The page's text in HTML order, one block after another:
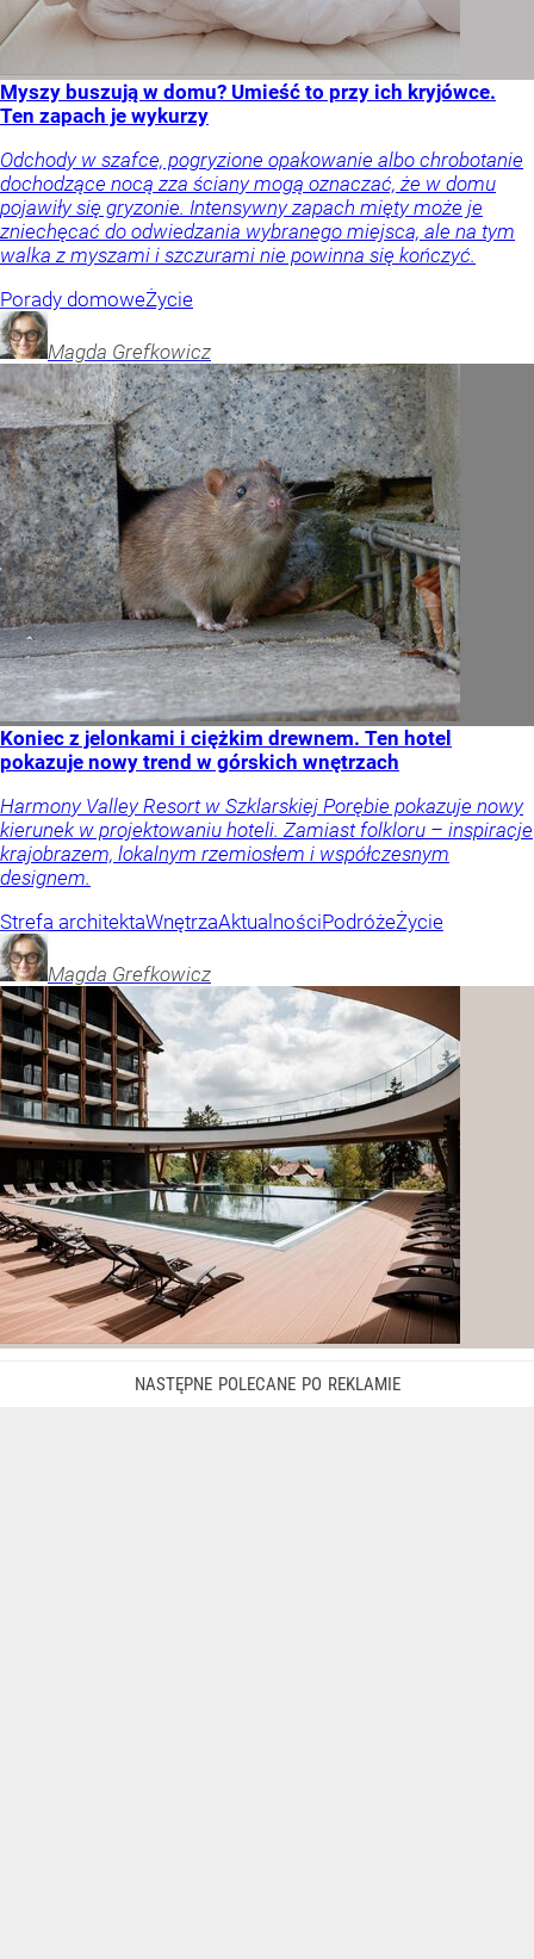
Myszy buszują w domu? Umieść to przy ich kryjówce.
Ten zapach je wykurzy
Odchody w szafce, pogryzione opakowanie albo chrobotanie
dochodzące nocą zza ściany mogą oznaczać, że w domu
pojawiły się gryzonie. Intensywny zapach mięty może je
zniechęcać do odwiedzania wybranego miejsca, ale na tym
walka z myszami i szczurami nie powinna się kończyć.
Porady domoweŻycie
Magda Grefkowicz
Koniec z jelonkami i ciężkim drewnem. Ten hotel
pokazuje nowy trend w górskich wnętrzach
Harmony Valley Resort w Szklarskiej Porębie pokazuje nowy
kierunek w projektowaniu hoteli. Zamiast folkloru – inspiracje
krajobrazem, lokalnym rzemiosłem i współczesnym
designem.
Strefa architektaWnętrzaAktualnościPodróżeŻycie
Magda Grefkowicz